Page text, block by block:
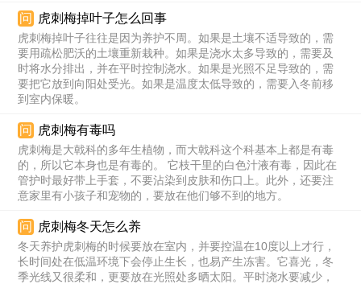
问 虎刺梅掉叶子怎么回事
虎刺梅掉叶子往往是因为养护不周。如果是土壤不适导致的，需
要用疏松肥沃的土壤重新栽种。如果是浇水太多导致的，需要及
时将水分排出，并在平时控制浇水。如果是光照不足导致的，需
要把它放到向阳处受光。如果是温度太低导致的，需要入冬前移
到室内保暖。
问 虎刺梅有毒吗
虎刺梅是大戟科的多年生植物，而大戟科这个科基本上都是有毒
的，所以它本身也是有毒的。 它枝干里的白色汁液有毒，因此在
管护时最好带上手套，不要沾染到皮肤和伤口上。此外，还要注
意家里有小孩子和宠物的，要放在他们够不到的地方。
问 虎刺梅冬天怎么养
冬天养护虎刺梅的时候要放在室内，并要控温在10度以上才行，
长时间处在低温环境下会停止生长，也易产生冻害。它喜光，冬
季光线又很柔和，更要放在光照处多晒太阳。平时浇水要减少，